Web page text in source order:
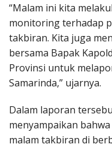
“Malam ini kita
monitoring terhadap
takbiran. Kita juga
bersama Bapak
Provinsi untuk
Samarinda,” ujarnya.
Dalam laporan
menyampaikan
malam takbiran di